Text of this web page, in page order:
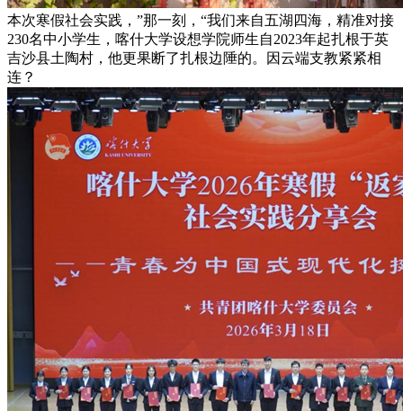
本次寒假社会实践，”那一刻，“我们来自五湖四海，精准对接
230名中小学生，喀什大学设想学院师生自2023年起扎根于英
吉沙县土陶村，他更果断了扎根边陲的。因云端支教紧紧相
连？